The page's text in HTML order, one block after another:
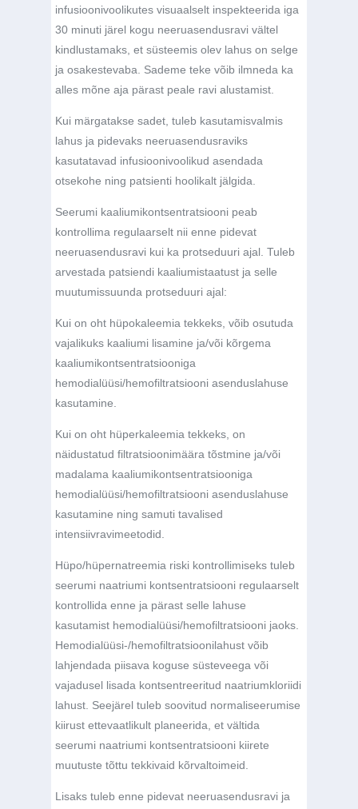
infusioonivoolikutes visuaalselt inspekteerida iga
30 minuti järel kogu neeruasendusravi vältel
kindlustamaks, et süsteemis olev lahus on selge
ja osakestevaba. Sademe teke võib ilmneda ka
alles mõne aja pärast peale ravi alustamist.
Kui märgatakse sadet, tuleb kasutamisvalmis
lahus ja pidevaks neeruasendusraviks
kasutatavad infusioonivoolikud asendada
otsekohe ning patsienti hoolikalt jälgida.
Seerumi kaaliumikontsentratsiooni peab
kontrollima regulaarselt nii enne pidevat
neeruasendusravi kui ka protseduuri ajal. Tuleb
arvestada patsiendi kaaliumistaatust ja selle
muutumissuunda protseduuri ajal:
Kui on oht hüpokaleemia tekkeks, võib osutuda
vajalikuks kaaliumi lisamine ja/või kõrgema
kaaliumikontsentratsiooniga
hemodialüüsi/hemofiltratsiooni asenduslahuse
kasutamine.
Kui on oht hüperkaleemia tekkeks, on
näidustatud filtratsioonimäära tõstmine ja/või
madalama kaaliumikontsentratsiooniga
hemodialüüsi/hemofiltratsiooni asenduslahuse
kasutamine ning samuti tavalised
intensiivravimeetodid.
Hüpo/hüpernatreemia riski kontrollimiseks tuleb
seerumi naatriumi kontsentratsiooni regulaarselt
kontrollida enne ja pärast selle lahuse
kasutamist hemodialüüsi/hemofiltratsiooni jaoks.
Hemodialüüsi-/hemofiltratsioonilahust võib
lahjendada piisava koguse süsteveega või
vajadusel lisada kontsentreeritud naatriumkloriidi
lahust. Seejärel tuleb soovitud normaliseerumise
kiirust ettevaatlikult planeerida, et vältida
seerumi naatriumi kontsentratsiooni kiirete
muutuste tõttu tekkivaid kõrvaltoimeid.
Lisaks tuleb enne pidevat neeruasendusravi ja